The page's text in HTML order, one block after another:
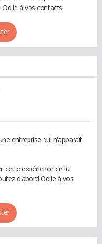
à vos contacts.
entreprise qui n'apparaît
cette expérience en lui
d'abord Odile à vos